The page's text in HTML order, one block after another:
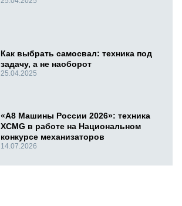
Как выбрать самосвал: техника под
задачу, а не наоборот
25.04.2025
«А8 Машины России 2026»: техника
XCMG в работе на Национальном
конкурсе механизаторов
14.07.2026